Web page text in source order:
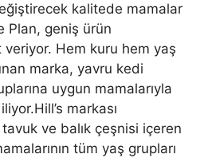
kalitede mamalar
Plan, geniş ürün
Hem kuru hem yaş
marka, yavru kedi
uygun mamalarıyla
Hill’s markası
ve balık çeşnisi içeren
tüm yaş grupları